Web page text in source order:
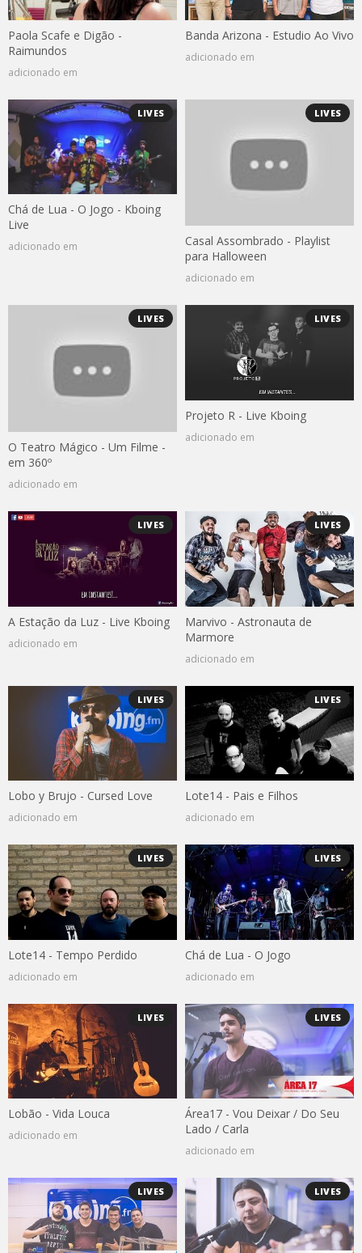
Paola Scafe e Digão -
Raimundos
adicionado em
Banda Arizona - Estudio Ao Vivo
adicionado em
LIVES
Chá de Lua - O Jogo - Kboing
Live
adicionado em
LIVES
Casal Assombrado - Playlist
para Halloween
adicionado em
LIVES
O Teatro Mágico - Um Filme -
em 360º
adicionado em
LIVES
Projeto R - Live Kboing
adicionado em
LIVES
A Estação da Luz - Live Kboing
adicionado em
LIVES
Marvivo - Astronauta de
Marmore
adicionado em
LIVES
Lobo y Brujo - Cursed Love
adicionado em
LIVES
Lote14 - Pais e Filhos
adicionado em
LIVES
Lote14 - Tempo Perdido
adicionado em
LIVES
Chá de Lua - O Jogo
adicionado em
LIVES
Lobão - Vida Louca
adicionado em
LIVES
Área17 - Vou Deixar / Do Seu
Lado / Carla
adicionado em
LIVES LIVES